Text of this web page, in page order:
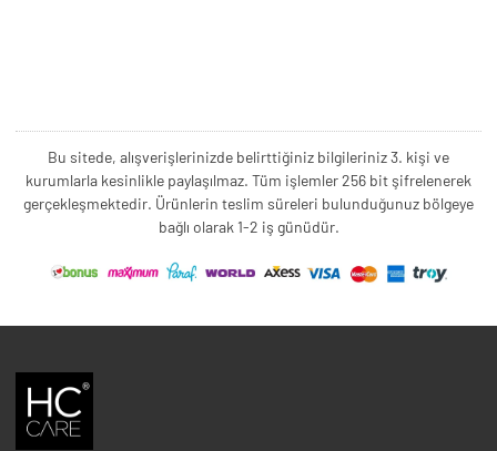
Bu sitede, alışverişlerinizde belirttiğiniz bilgileriniz 3. kişi ve
kurumlarla kesinlikle paylaşılmaz. Tüm işlemler 256 bit şifrelenerek
gerçekleşmektedir. Ürünlerin teslim süreleri bulunduğunuz bölgeye
bağlı olarak 1-2 iş günüdür.